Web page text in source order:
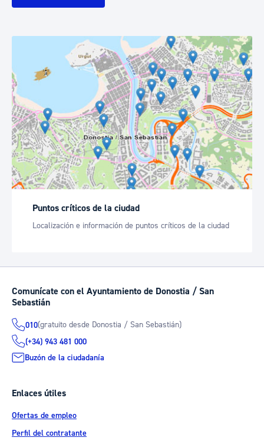
Puntos críticos de la ciudad
Localización e información de puntos críticos de la ciudad
Comunícate con el Ayuntamiento de Donostia / San
Sebastián
010(gratuito desde Donostia / San Sebastián)
(+34) 943 481 000
Buzón de la ciudadanía
Enlaces útiles
Ofertas de empleo
Perfil del contratante